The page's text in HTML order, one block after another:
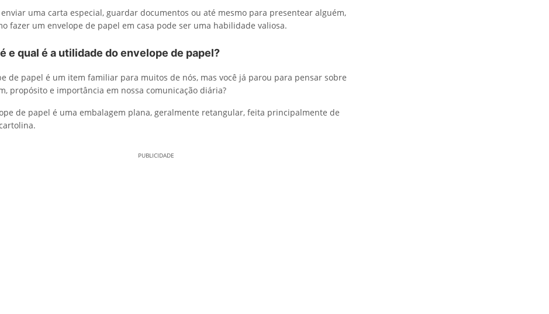
uma carta especial, guardar documentos ou até mesmo para presentear alguém,
fazer um envelope de papel em casa pode ser uma habilidade valiosa.
e qual é a utilidade do envelope de papel?
de papel é um item familiar para muitos de nós, mas você já parou para pensar sobre
propósito e importância em nossa comunicação diária?
de papel é uma embalagem plana, geralmente retangular, feita principalmente de
PUBLICIDADE